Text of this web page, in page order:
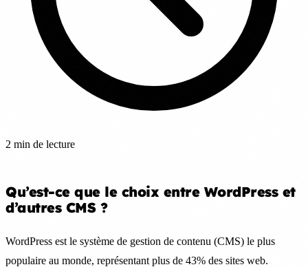
2 min de lecture
Qu’est-ce que le choix entre WordPress et
d’autres CMS ?
WordPress est le système de gestion de contenu (CMS) le plus
populaire au monde, représentant plus de 43% des sites web.